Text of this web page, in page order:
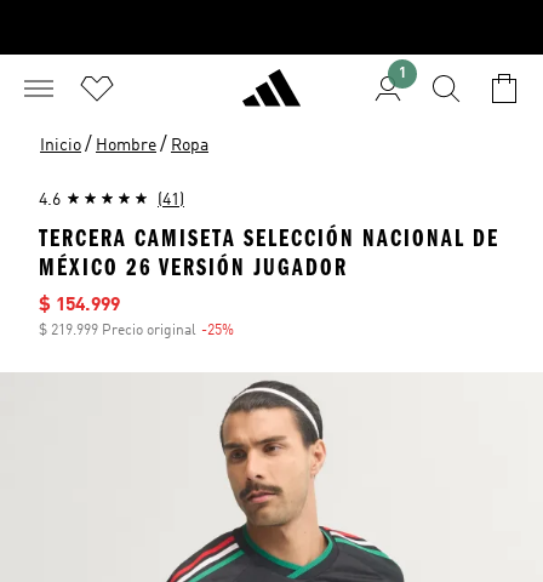
1
Inicio / Hombre / Ropa
4.6 (41)
TERCERA CAMISETA SELECCIÓN NACIONAL DE
MÉXICO 26 VERSIÓN JUGADOR
Precio de venta
$ 154.999
$ 219.999 Precio original -25%